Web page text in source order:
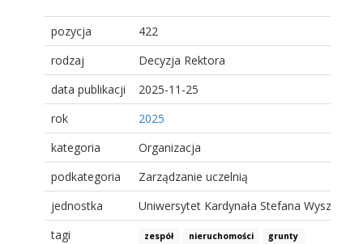
pozycja
422
rodzaj
Decyzja Rektora
data publikacji
2025-11-25
rok
2025
kategoria
Organizacja
podkategoria
Zarządzanie uczelnią
jednostka
Uniwersytet Kardynała Stefana
tagi
zespół nieruchomości grunty